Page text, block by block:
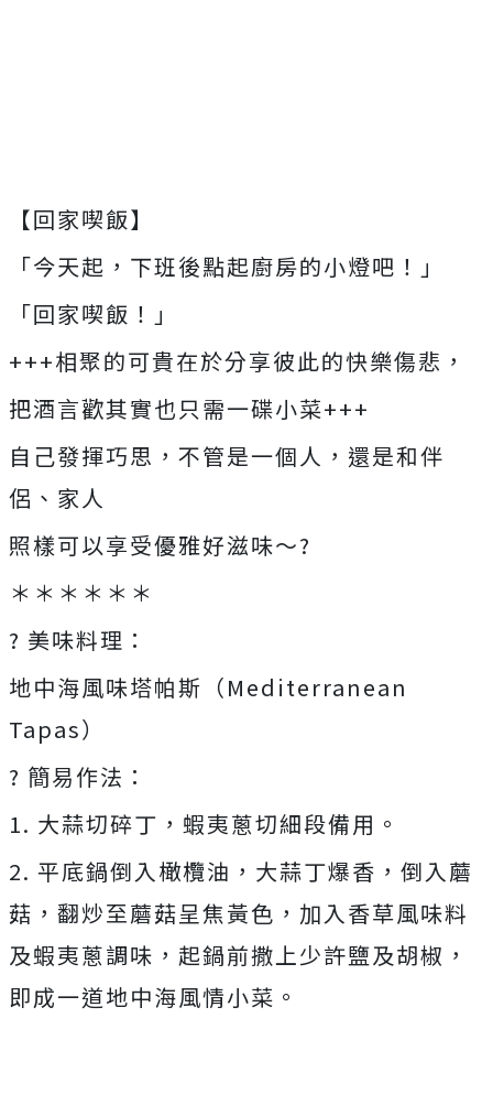
【回家喫飯】
「今天起，下班後點起廚房的小燈吧！」
「回家喫飯！」
+++相聚的可貴在於分享彼此的快樂傷悲，
把酒言歡其實也只需一碟小菜+++
自己發揮巧思，不管是一個人，還是和伴
侶、家人
照樣可以享受優雅好滋味～?
＊＊＊＊＊＊
? 美味料理：
地中海風味塔帕斯（Mediterranean
Tapas）
? 簡易作法：
1. 大蒜切碎丁，蝦夷蔥切細段備用。
2. 平底鍋倒入橄欖油，大蒜丁爆香，倒入蘑
菇，翻炒至蘑菇呈焦黃色，加入香草風味料
及蝦夷蔥調味，起鍋前撒上少許鹽及胡椒，
即成一道地中海風情小菜。